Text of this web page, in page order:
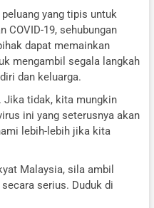
yang tipis untuk
COVID-19, sehubungan
dapat memainkan
mengambil segala langkah
dan keluarga.
Jika tidak, kita mungkin
ini yang seterusnya akan
lebih-lebih jika kita
Malaysia, sila ambil
serius. Duduk di